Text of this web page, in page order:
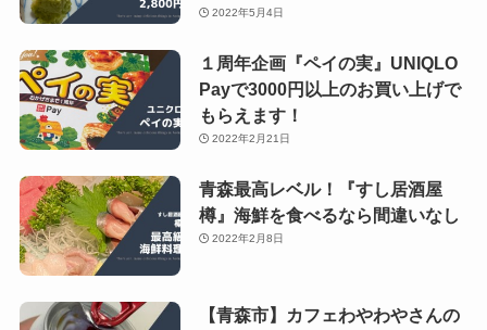
2022年5月4日
１周年企画『ペイの実』UNIQLO
Payで3000円以上のお買い上げで
もらえます！
2022年2月21日
青森最高レベル！『すし居酒屋
樽』海鮮を食べるなら間違いなし
2022年2月8日
【青森市】カフェわやわやさんの